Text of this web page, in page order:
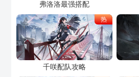
弗洛洛最强搭配
热
千咲配队攻略